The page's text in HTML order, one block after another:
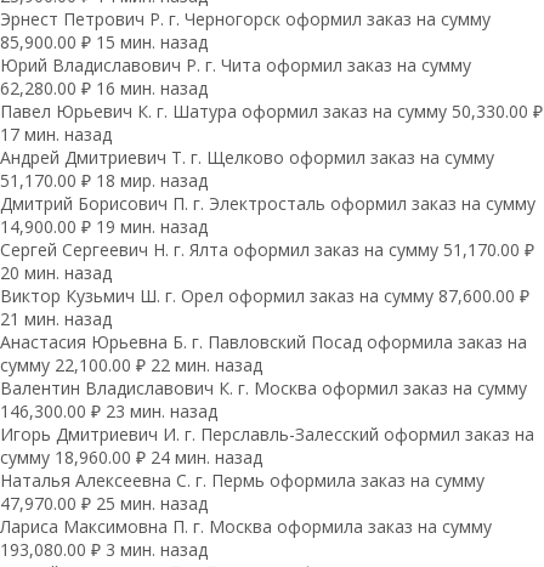
Эрнест Петрович Р. г. Черногорск оформил заказ на сумму
85,900.00 ₽ 15 мин. назад
Юрий Владиславович Р. г. Чита оформил заказ на сумму
62,280.00 ₽ 16 мин. назад
Павел Юрьевич К. г. Шатура оформил заказ на сумму 50,330.00 ₽
17 мин. назад
Андрей Дмитриевич Т. г. Щелково оформил заказ на сумму
51,170.00 ₽ 18 мир. назад
Дмитрий Борисович П. г. Электросталь оформил заказ на сумму
14,900.00 ₽ 19 мин. назад
Сергей Сергеевич Н. г. Ялта оформил заказ на сумму 51,170.00 ₽
20 мин. назад
Виктор Кузьмич Ш. г. Орел оформил заказ на сумму 87,600.00 ₽
21 мин. назад
Анастасия Юрьевна Б. г. Павловский Посад оформила заказ на
сумму 22,100.00 ₽ 22 мин. назад
Валентин Владиславович К. г. Москва оформил заказ на сумму
146,300.00 ₽ 23 мин. назад
Игорь Дмитриевич И. г. Перславль-Залесский оформил заказ на
сумму 18,960.00 ₽ 24 мин. назад
Наталья Алексеевна С. г. Пермь оформила заказ на сумму
47,970.00 ₽ 25 мин. назад
Лариса Максимовна П. г. Москва оформила заказ на сумму
193,080.00 ₽ 3 мин. назад